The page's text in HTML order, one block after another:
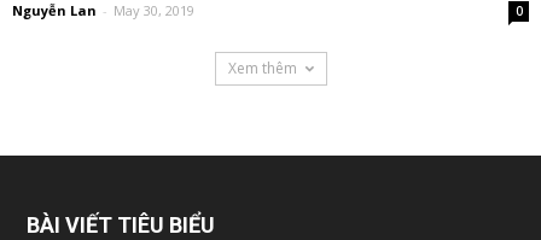
Nguyễn Lan - May 30, 2019 0
Xem thêm
BÀI VIẾT TIÊU BIỂU